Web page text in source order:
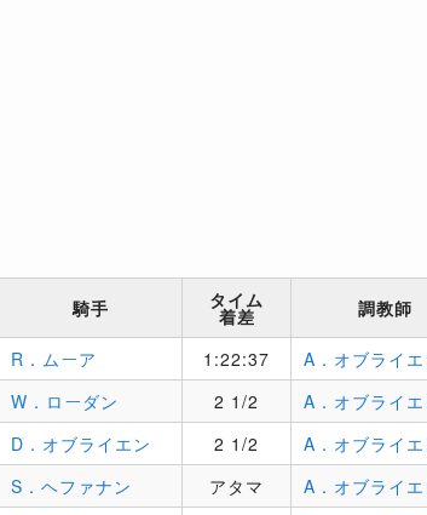
騎手 タイム
着差 調教師
R．ムーア 1:22:37 A．オブライエ
W．ローダン 2 1/2 A．オブライエ
D．オブライエン 2 1/2 A．オブライエ
S．ヘファナン アタマ A．オブライエ